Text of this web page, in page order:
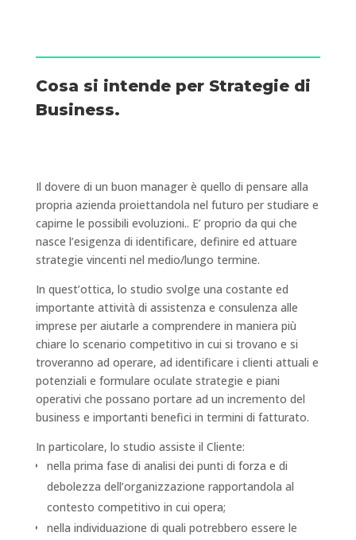
Cosa si intende per Strategie di
Business.
Il dovere di un buon manager è quello di pensare alla
propria azienda proiettandola nel futuro per studiare e
capirne le possibili evoluzioni.. E’ proprio da qui che
nasce l’esigenza di identificare, definire ed attuare
strategie vincenti nel medio/lungo termine.
In quest’ottica, lo studio svolge una costante ed
importante attività di assistenza e consulenza alle
imprese per aiutarle a comprendere in maniera più
chiare lo scenario competitivo in cui si trovano e si
troveranno ad operare, ad identificare i clienti attuali e
potenziali e formulare oculate strategie e piani
operativi che possano portare ad un incremento del
business e importanti benefici in termini di fatturato.
In particolare, lo studio assiste il Cliente:
nella prima fase di analisi dei punti di forza e di
debolezza dell’organizzazione rapportandola al
contesto competitivo in cui opera;
nella individuazione di quali potrebbero essere le